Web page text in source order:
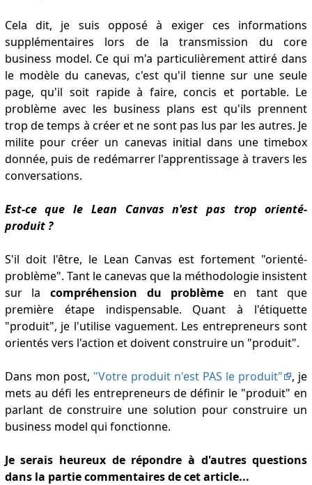
Cela dit, je suis opposé à exiger ces informations
supplémentaires lors de la transmission du core
business model. Ce qui m'a particulièrement attiré dans
le modèle du canevas, c'est qu'il tienne sur une seule
page, qu'il soit rapide à faire, concis et portable. Le
problème avec les business plans est qu'ils prennent
trop de temps à créer et ne sont pas lus par les autres. Je
milite pour créer un canevas initial dans une timebox
donnée, puis de redémarrer l'apprentissage à travers les
conversations.
Est-ce que le Lean Canvas n'est pas trop orienté-
produit ?
S'il doit l'être, le Lean Canvas est fortement "orienté-
problème". Tant le canevas que la méthodologie insistent
sur lacompréhension du problème en tant que
première étape indispensable. Quant à l'étiquette
"produit", je l'utilise vaguement. Les entrepreneurs sont
orientés vers l'action et doivent construire un "produit".
Dans mon post, "Votre produit n'est PAS le produit"
, je
mets au défi les entrepreneurs de définir le "produit" en
parlant de construire une solution pour construire un
business model qui fonctionne.
Je serais heureux de répondre à d'autres questions
dans la partie commentaires de cet article...